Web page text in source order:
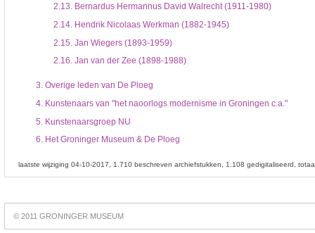
2.13.Bernardus Hermannus David Walrecht (1911-1980)
2.14.Hendrik Nicolaas Werkman (1882-1945)
2.15. Jan Wiegers (1893-1959)
2.16.Jan van der Zee (1898-1988)
3.Overige leden van De Ploeg
4.Kunstenaars van "het naoorlogs modernisme in Groningen c.a."
5. Kunstenaarsgroep NU
6.Het Groninger Museum & De Ploeg
laatste wijziging 04-10-2017 1.710 beschreven archiefstukken 1.108 gedigitaliseerd
online
slots
© 2011 GRONINGER MUSEUM